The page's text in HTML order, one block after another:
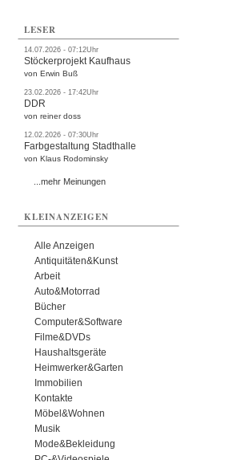
LESER
14.07.2026 - 07:12Uhr
Stöckerprojekt Kaufhaus
von Erwin Buß
23.02.2026 - 17:42Uhr
DDR
von reiner doss
12.02.2026 - 07:30Uhr
Farbgestaltung Stadthalle
von Klaus Rodominsky
...mehr Meinungen
KLEINANZEIGEN
Alle Anzeigen
Antiquitäten&Kunst
Arbeit
Auto&Motorrad
Bücher
Computer&Software
Filme&DVDs
Haushaltsgeräte
Heimwerker&Garten
Immobilien
Kontakte
Möbel&Wohnen
Musik
Mode&Bekleidung